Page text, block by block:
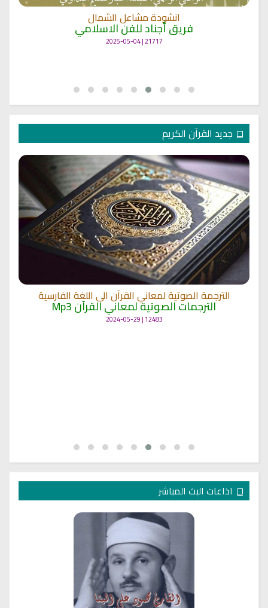
انشودة مشاعل الشمال
فريق أجناد للفن الاسلامي
21717 | 2025-05-04
جديد القرآن الكريم
الترجمة الصوتية لمعاني القرآن الى اللغة الفارسية
الترجمات الصوتية لمعاني القرآن Mp3
12483 | 2024-05-29
اذاعات البث المباشر